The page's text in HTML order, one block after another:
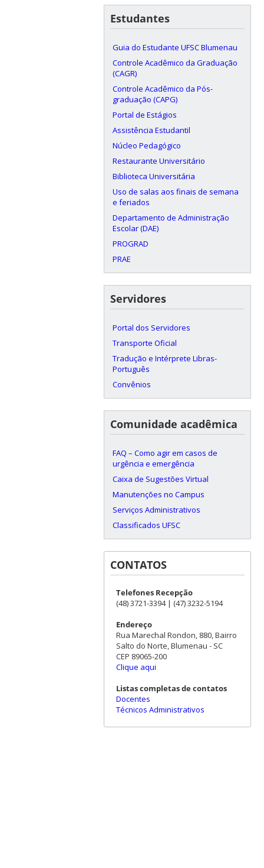
Estudantes
Guia do Estudante UFSC Blumenau
Controle Acadêmico da Graduação
(CAGR)
Controle Acadêmico da Pós-
graduação (CAPG)
Portal de Estágios
Assistência Estudantil
Núcleo Pedagógico
Restaurante Universitário
Biblioteca Universitária
Uso de salas aos finais de semana
e feriados
Departamento de Administração
Escolar (DAE)
PROGRAD
PRAE
Servidores
Portal dos Servidores
Transporte Oficial
Tradução e Intérprete Libras-
Português
Convênios
Comunidade acadêmica
FAQ – Como agir em casos de
urgência e emergência
Caixa de Sugestões Virtual
Manutenções no Campus
Serviços Administrativos
Classificados UFSC
CONTATOS
Telefones Recepção
(48) 3721-3394 | (47) 3232-5194
Endereço
Rua Marechal Rondon, 880, Bairro
Salto do Norte, Blumenau - SC
CEP 89065-200
Clique aqui
Listas completas de contatos
Docentes
Técnicos Administrativos